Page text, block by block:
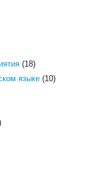
(18)
языке(10)